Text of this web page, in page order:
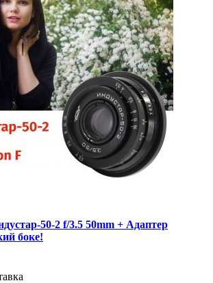
50-2 f/3.5 50mm + Адаптер
боке!